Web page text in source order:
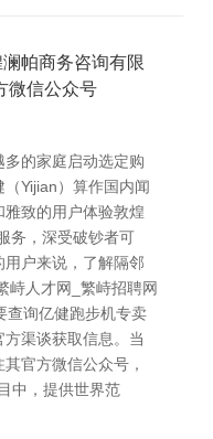
帕商务咨询有限
微信公众号
的家庭启动选定购
Yijian）算作国内闻
致的用户体验敦煌
务，深受破钞者可
户来说，了解隔邻
峙人才网_繁峙招聘网
查询亿健跑步机专卖
渠谈获取信息。当
官方微信公众号，
中，提供世界范